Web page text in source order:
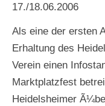
17./18.06.2006
Als eine der ersten
Erhaltung des
Verein einen
Marktplatzfest
Heidelsheimer